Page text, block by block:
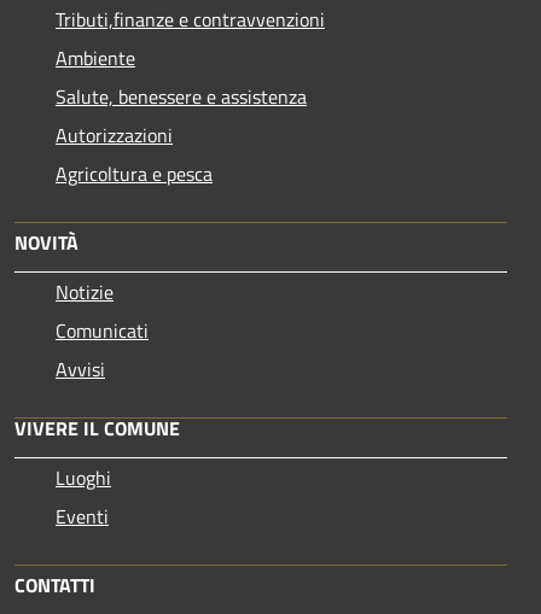
Tributi,finanze e contravvenzioni
Ambiente
Salute, benessere e assistenza
Autorizzazioni
Agricoltura e pesca
NOVITÀ
Notizie
Comunicati
Avvisi
VIVERE IL COMUNE
Luoghi
Eventi
CONTATTI